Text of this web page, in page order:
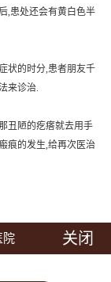
,患处还会有黄白色半
状的时分,患者朋友千
来诊治.
丑陋的疙瘩就去用手
痕的发生,给再次医治
院 关闭